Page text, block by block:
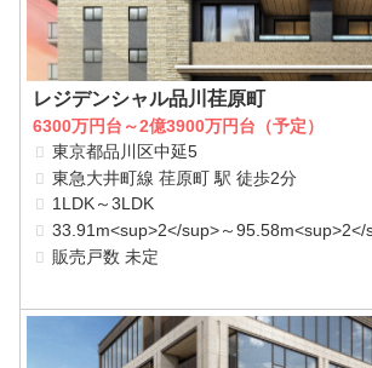
レジデンシャル品川荏原町
6300万円台～2億3900万円台（予定）
東京都品川区中延5
東急大井町線 荏原町 駅 徒歩2分
1LDK～3LDK
33.91m<sup>2</sup>～95.58m<sup>2</
販売戸数 未定